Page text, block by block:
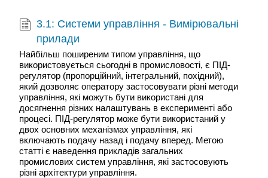
3.1: Системи управління - Вимірювальні
прилади
Найбільш поширеним типом управління, що
використовується сьогодні в промисловості, є ПІД-
регулятор (пропорційний, інтегральний, похідний),
який дозволяє оператору застосовувати різні методи
управління, які можуть бути використані для
досягнення різних налаштувань в експерименті або
процесі. ПІД-регулятор може бути використаний у
двох основних механізмах управління, які
включають подачу назад і подачу вперед. Метою
статті є наведення прикладів загальних
промислових систем управління, які застосовують
різні архітектури управління.